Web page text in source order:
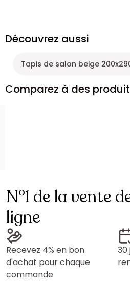
Découvrez aussi
Tapis de salon beige
Comparez à des
N°1 de la vente
ligne
Recevez 4% en bon
d'achat pour chaque
commande
30